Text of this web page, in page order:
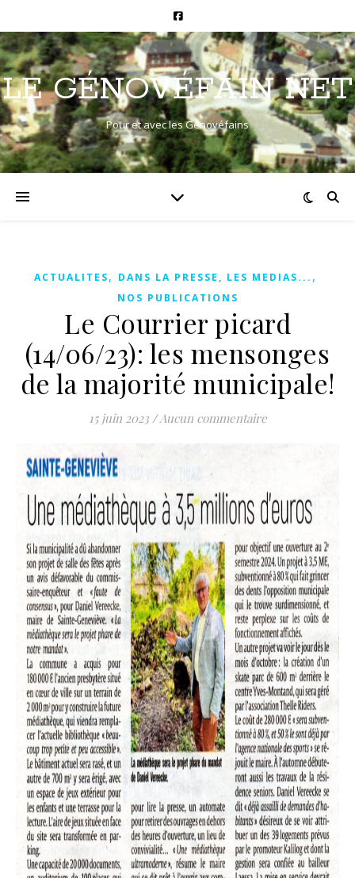
LE GÉNOVÉFAIN NET
Pour et avec les Génovéfains
ACTUALITES, DANS LA PRESSE, LES MEDIAS... ,
NOS PUBLICATIONS
Le Courrier picard
(14/06/23): les mensonges
de la majorité municipale!
15 juin 2023 /Aucun commentaire